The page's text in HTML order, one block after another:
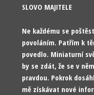
SLOVO MAJITELE
Ne každému se
povoláním. Patřím k
povedlo. Miniaturní
by se zdát, že se v
pravdou. Pokrok
mě získávat nové